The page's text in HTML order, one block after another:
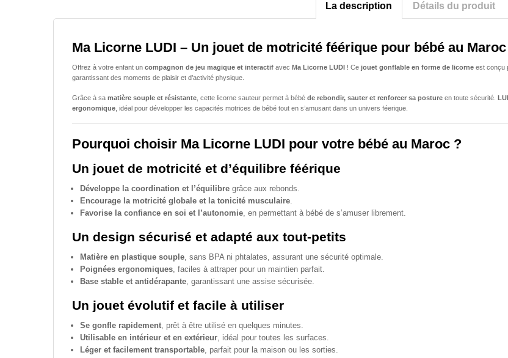
La description Détails du produit
Ma Licorne LUDI – Un jouet de motricité féérique pour bébé au
Offrez à votre enfant un compagnon de jeu magique et interactif avec Ma Licorne LUDI ! Ce jouet gonflable en forme de licorne est conçu
garantissant des moments de plaisir et d’activité physique.
Grâce à sa matière souple et résistante , cette licorne sauteur permet à bébé de rebondir, sauter et renforcer sa posture en toute sécurité.
ergonomique , idéal pour développer les capacités motrices de bébé tout en s’amusant dans un univers féerique.
Pourquoi choisir Ma Licorne LUDI pour votre bébé au Maroc ?
Un jouet de motricité et d’équilibre féérique
Développe la coordination et l’équilibre grâce aux rebonds.
Encourage la motricité globale et la tonicité musculaire
Favorise la confiance en soi et l’autonomie , en permettant à bébé de s’amuser librement.
Un design sécurisé et adapté aux tout-petits
Matière en plastique souple , sans BPA ni phtalates, assurant une sécurité optimale.
Poignées ergonomiques , faciles à attraper pour un maintien parfait.
Base stable et antidérapante , garantissant une assise sécurisée.
Un jouet évolutif et facile à utiliser
Se gonfle rapidement , prêt à être utilisé en quelques minutes.
Utilisable en intérieur et en extérieur , idéal pour toutes les surfaces.
Léger et facilement transportable , parfait pour la maison ou les sorties.